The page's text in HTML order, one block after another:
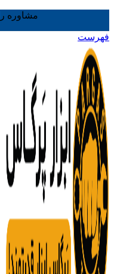
مشاوره
فهرست